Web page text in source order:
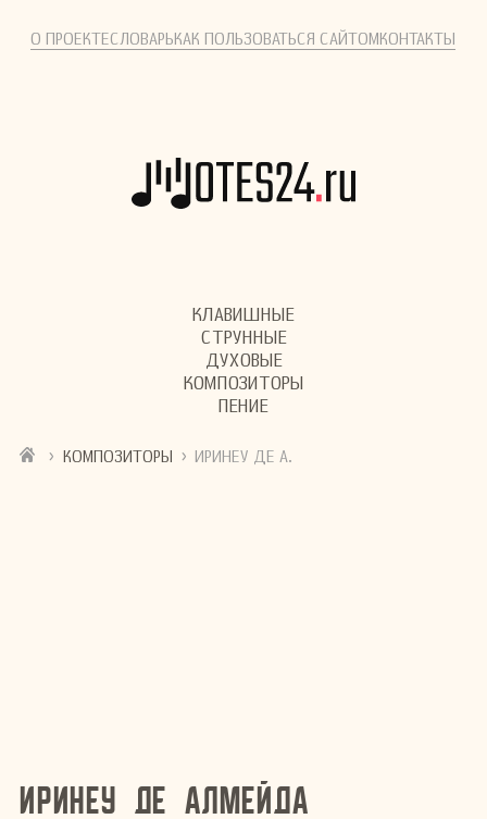
О ПРОЕКТЕСЛОВАРЬКАК ПОЛЬЗОВАТЬСЯ САЙТОМКОНТАКТЫ
КЛАВИШНЫЕ
СТРУННЫЕ
ДУХОВЫЕ
КОМПОЗИТОРЫ
ПЕНИЕ
› КОМПОЗИТОРЫ › ИРИНЕУ ДЕ А.
Иринеу де Алмейда